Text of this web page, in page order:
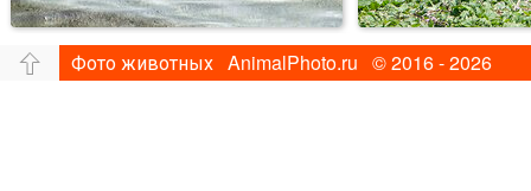
Фото животных AnimalPhoto.ru © 2016 - 2026